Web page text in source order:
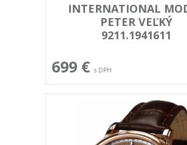
INTERNATIONAL
PETER VEĽKÝ
9211.1941611
699 € s DPH